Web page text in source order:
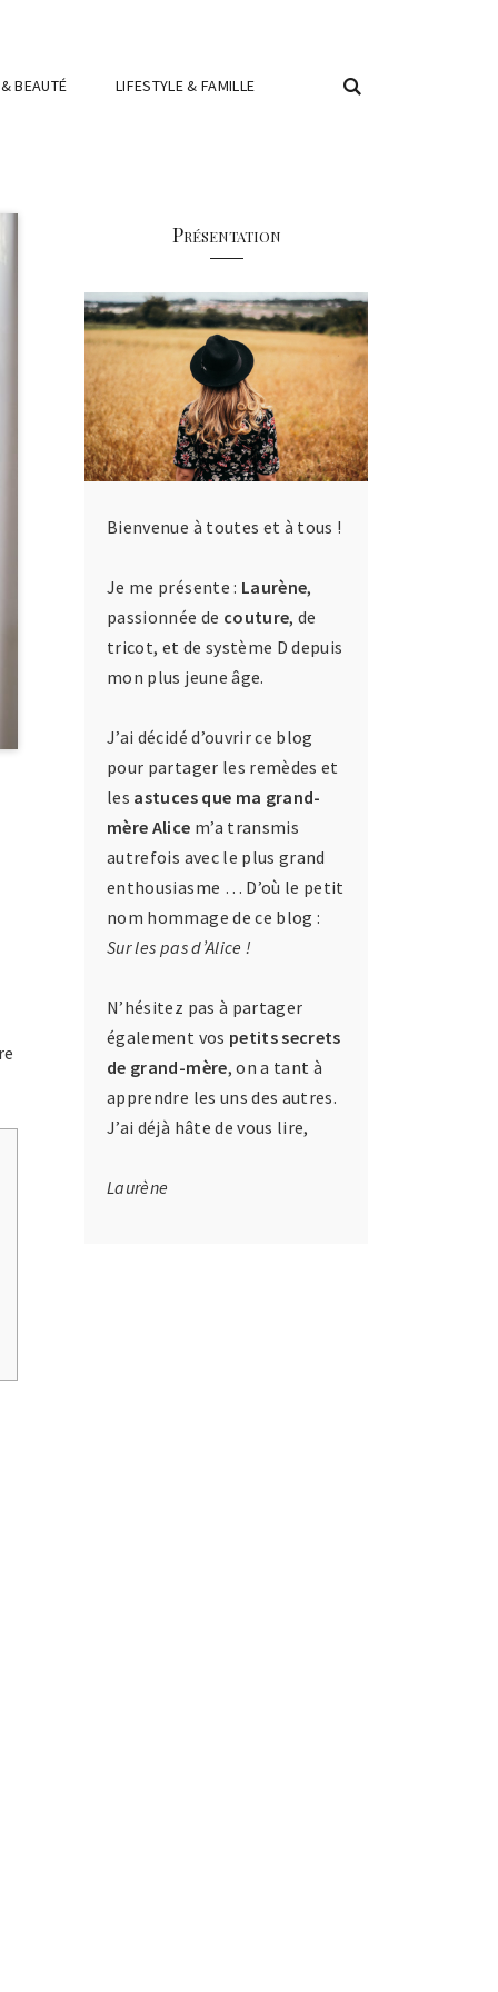
BEAUTÉ LIFESTYLE & FAMILLE
Présentation
Bienvenue à toutes et à tous !
Je me présente : Laurène,
passionnée de couture, de
tricot, et de système D depuis
mon plus jeune âge.
J’ai décidé d’ouvrir ce blog
pour partager les remèdes et
les astuces que ma grand-
mère Alice m’a transmis
autrefois avec le plus grand
enthousiasme … D’où le petit
nom hommage de ce blog :
Sur les pas d’Alice !
N’hésitez pas à partager
également vos petits secrets
de grand-mère, on a tant à
apprendre les uns des autres.
J’ai déjà hâte de vous lire,
Laurène